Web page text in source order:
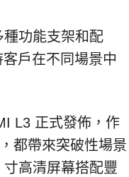
功能支架和配
戶在不同場景中
L3 正式發佈，作
都帶來突破性場景
寸高清屏幕搭配豐